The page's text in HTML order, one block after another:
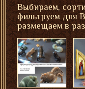
Выбираем,
фильтруем для
размещаем в